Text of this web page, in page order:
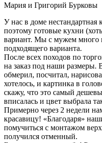
Мария и Григорий Бурковы
У нас в доме нестандартная
поэтому готовые кухни
вариант. Мы с мужем много
подходящего варианта.
После всех походов по
на заказ под наши размеры.
обмерил, посчитал,
хотелось, и картинка в
скажу, что это самый
вписалась и цвет выбрала
Примерно через 2 недели
красавицу! «Благодаря»
помучиться с монтажом
получился отменный.